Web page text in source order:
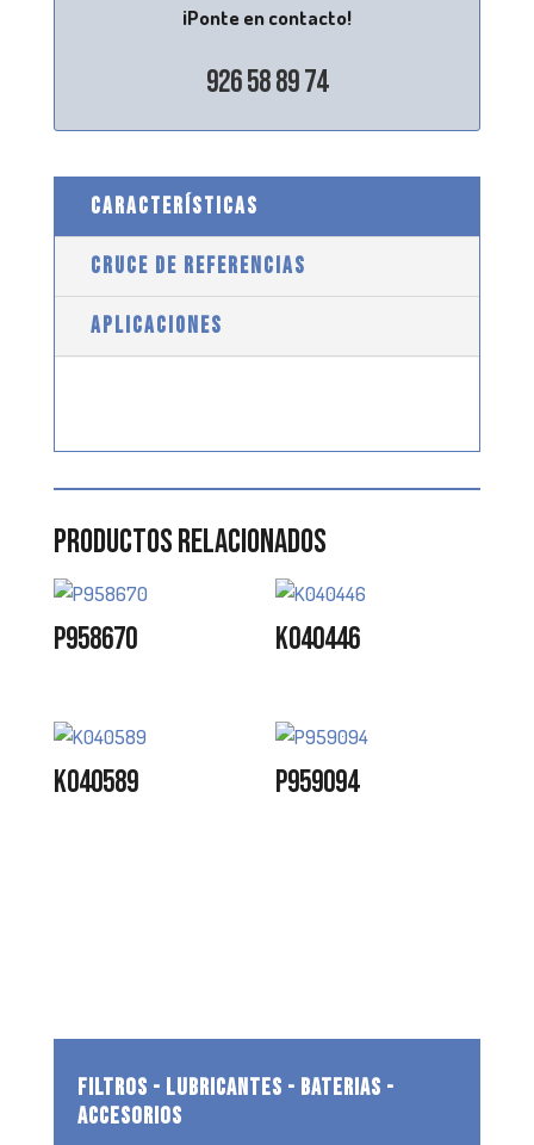
¡Ponte en contacto!
926 58 89 74
CARACTERÍSTICAS
CRUCE DE REFERENCIAS
APLICACIONES
Productos relacionados
P958670 K040446
K040589 P959094
FILTROS - LUBRICANTES - BATERIAS -
ACCESORIOS